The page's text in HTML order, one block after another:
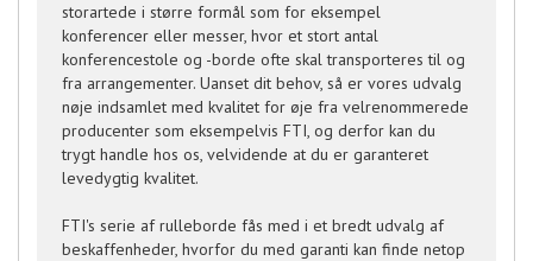
storartede i større formål som for eksempel
konferencer eller messer, hvor et stort antal
konferencestole og -borde ofte skal transporteres til og
fra arrangementer. Uanset dit behov, så er vores udvalg
nøje indsamlet med kvalitet for øje fra velrenommerede
producenter som eksempelvis FTI, og derfor kan du
trygt handle hos os, velvidende at du er garanteret
levedygtig kvalitet.
FTI's serie af rulleborde fås med i et bredt udvalg af
beskaffenheder, hvorfor du med garanti kan finde netop